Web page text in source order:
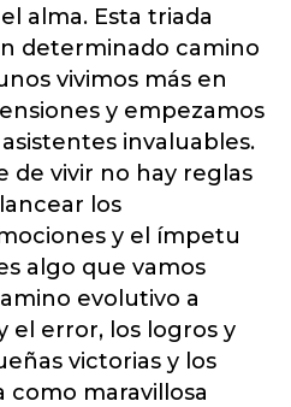
alma. Esta triada
determinado camino
vivimos más en
y empezamos
invaluables.
de vivir no hay reglas
los
y el ímpetu
algo que vamos
evolutivo a
el error, los logros y
victorias y los
como maravillosa